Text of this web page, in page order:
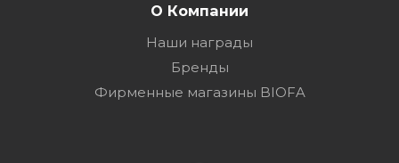
О Компании
Наши награды
Бренды
Фирменные магазины BIOFA